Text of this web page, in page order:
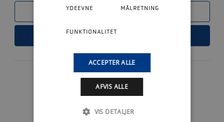
SAMMENLIGN
LÆS MERE
1
YDEEVNE MÅLRETNING
FUNKTIONALITET
ACCEPTER ALLE
AFVIS ALLE
VIS DETALJER